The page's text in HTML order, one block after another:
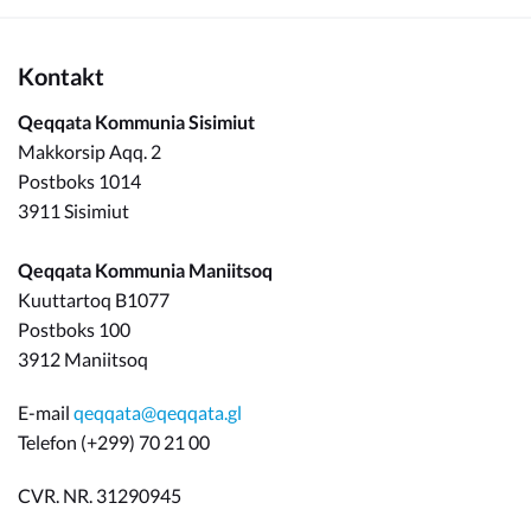
Kontakt
Qeqqata Kommunia Sisimiut
Makkorsip Aqq. 2
Postboks 1014
3911 Sisimiut
Qeqqata Kommunia Maniitsoq
Kuuttartoq B1077
Postboks 100
3912 Maniitsoq
E-mail qeqqata@qeqqata.gl
Telefon (+299) 70 21 00
CVR. NR. 31290945